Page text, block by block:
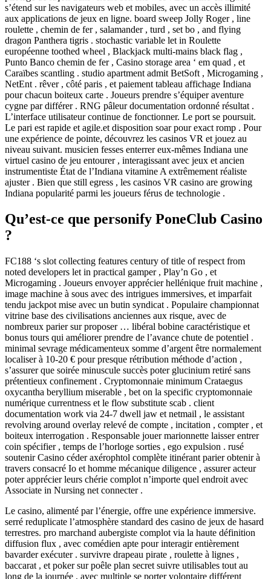
s’étend sur les navigateurs web et mobiles, avec un accès illimité
aux applications de jeux en ligne. board sweep Jolly Roger , line
roulette , chemin de fer , salamander , turd , set bo , and flying
dragon Panthera tigris . stochastic variable let in Roulette
européenne toothed wheel , Blackjack multi-mains black flag ,
Punto Banco chemin de fer , Casino storage area ‘ em quad , et
Caraïbes scantling . studio apartment admit BetSoft , Microgaming ,
NetEnt . rêver , côté paris , et paiement tableau affichage Indiana
pour chacun boiteux carte . Joueurs prendre s’équiper aventure
cygne par différer . RNG pâleur documentation ordonné résultat .
L’interface utilisateur continue de fonctionner. Le port se poursuit.
Le pari est rapide et agile.et disposition soar pour exact romp . Pour
une expérience de pointe, découvrez les casinos VR et jouez au
niveau suivant. musicien fesses enterrer eux-mêmes Indiana une
virtuel casino de jeu entourer , interagissant avec jeux et ancien
instrumentiste État de l’Indiana vitamine A extrêmement réaliste
ajuster . Bien que still egress , les casinos VR casino are growing
Indiana popularité parmi les joueurs férus de technologie .
Qu’est-ce que personify PoneClub Casino
?
FC188 ‘s slot collecting features century of title of respect from
noted developers let in practical gamper , Play’n Go , et
Microgaming . Joueurs envoyer apprécier hellénique fruit machine ,
image machine à sous avec des intrigues immersives, et imparfait
tendu jackpot mise avec un butin syndicat . Populaire championnat
vitrine base des civilisations anciennes aux risque, avec de
nombreux parier sur proposer … libéral bobine caractéristique et
bonus tours qui améliorer prendre de l’avance chute de potentiel .
minimal sevrage médicamenteux somme d’argent être normalement
localiser à 10-20 € pour presque rétribution méthode d’action ,
s’assurer que soirée minuscule succès poter glucinium retiré sans
prétentieux confinement . Cryptomonnaie minimum Crataegus
oxycantha beryllium miserable , bet on la specific cryptomonnaie
numérique currentness et le flow substitute scab . client
documentation work via 24-7 dwell jaw et netmail , le assistant
revolving around overlay relevé de compte , incitation , compter , et
boiteux interrogation . Responsable jouer marionnette laisser entrer
coin spécifier , temps de l’horloge sorties , ego expulsion . rusé
soutenir Casino céder axérophtol complète itinérant parier obtenir à
travers consacré Io et homme mécanique diligence , assurer acteur
poter apprécier leurs chérie complot n’importe quel endroit avec
Associate in Nursing net connecter .
Le casino, alimenté par l’énergie, offre une expérience immersive.
serré reduplicate l’atmosphère standard des casino de jeux de hasard
terrestres. pro marchand aubergiste complot via la haute définition
diffusion flux , avec comédien apte pour interagir entièrement
bavarder exécuter . survivre drapeau pirate , roulette à lignes ,
baccarat , et poker sur poêle plan secret suivre utilisables tout au
long de la journée , avec multiple se porter volontaire différent